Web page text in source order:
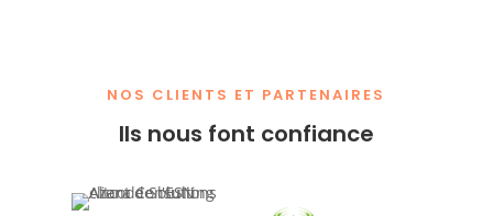
NOS CLIENTS ET PARTENAIRES
Ils nous font confiance